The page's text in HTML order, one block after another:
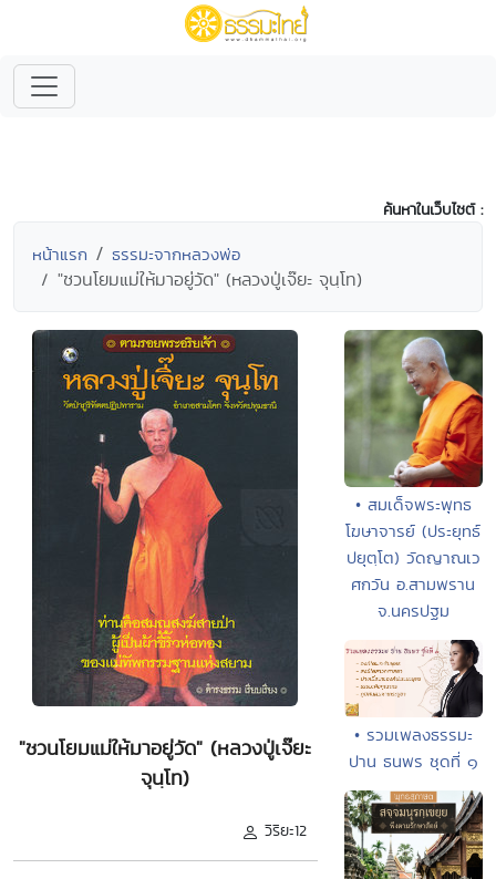
ค้นหาในเว็บไซต์ :
หน้าแรก ธรรมะจากหลวงพ่อ
"ชวนโยมแม่ให้มาอยู่วัด" (หลวงปู่เจ๊ยะ จุนฺโท)
"ชวนโยมแม่ให้มาอยู่วัด" (หลวงปู่เจ๊ยะ
จุนฺโท)
วิริยะ12
• สมเด็จพระพุทธ
โฆษาจารย์ (ประยุทธ์
ปยุตฺโต) วัดญาณเว
ศกวัน อ.สามพราน
จ.นครปฐม
• รวมเพลงธรรมะ
ปาน ธนพร ชุดที่ ๑